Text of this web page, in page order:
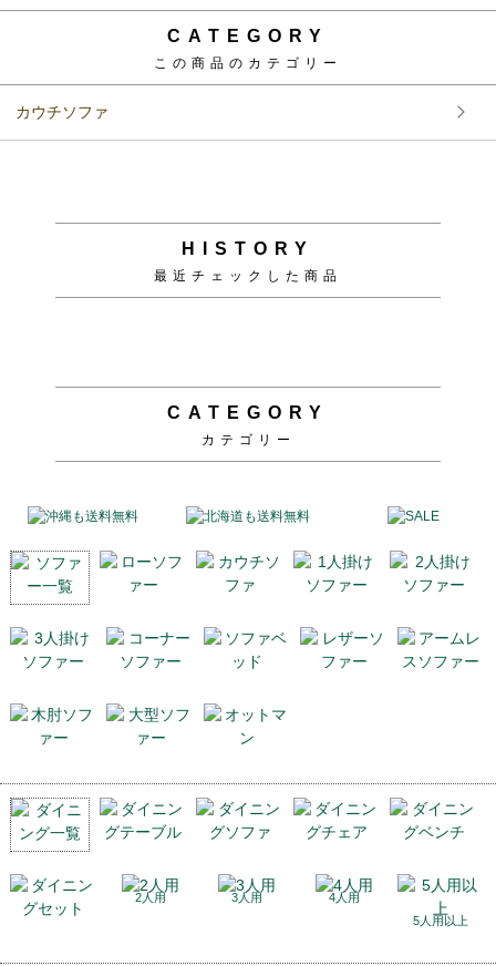
CATEGORY
この商品のカテゴリー
カウチソファ
HISTORY
最近チェックした商品
CATEGORY
カテゴリー
2人用 3人用
4人用
5人用以上